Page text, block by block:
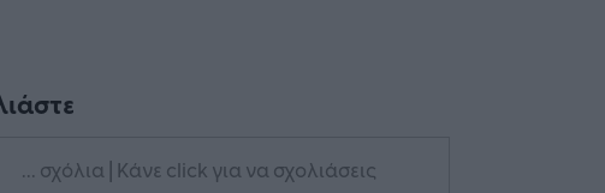
... σχόλια | Κάνε click για να σχολιάσεις